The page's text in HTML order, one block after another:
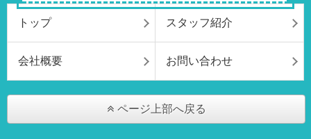
トップ スタッフ紹介
会社概要 お問い合わせ
ページ上部へ戻る